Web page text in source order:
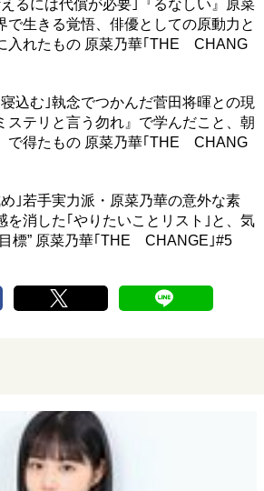
るには代償が必要｣『るなしい』原菜
で生きる覚悟、俳優としての原動力と
入れたもの 原菜乃華｢THE CHANG
込む｣執念でつかんだ菅田将暉との現
ステリと言う勿れ』で学んだこと、朝
で得たもの 原菜乃華｢THE CHANG
｣若手実力派・原菜乃華の意外な素
を消した｢やりたいことリスト｣と、気
標” 原菜乃華｢THE CHANGE｣#5